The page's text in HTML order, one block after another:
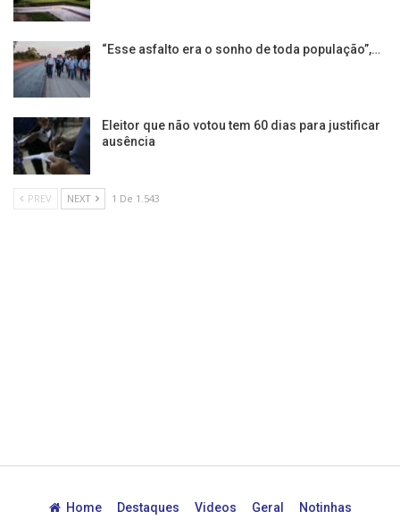
“Esse asfalto era o sonho de toda população”,…
Eleitor que não votou tem 60 dias para justificar
ausência
PREV NEXT 1 De 1.543
Home Destaques Videos Geral Notinhas